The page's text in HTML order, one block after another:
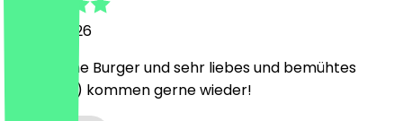
24. Juli 2026
top vegane Burger und sehr liebes und bemühtes
Personal :) kommen gerne wieder!